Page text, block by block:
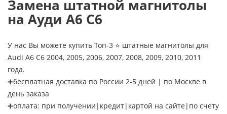
Замена штатной магнитолы
на Ауди А6 C6
У нас Вы можете купить Топ-3 ⭐ штатные магнитолы для
Audi A6 C6 2004, 2005, 2006, 2007, 2008, 2009, 2010, 2011
года.
➕бесплатная доставка по России 2-5 дней | по Москве в
день заказа
➕оплата: при получении|кредит|картой на сайте|по счету